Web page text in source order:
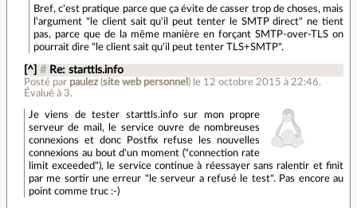
Bref, c'est pratique parce que ça évite de casser trop de choses, mais
l'argument "le client sait qu'il peut tenter le SMTP direct" ne tient
pas, parce que de la même manière en forçant SMTP-over-TLS on
pourrait dire "le client sait qu'il peut tenter TLS+SMTP".
[^] # Re: starttls.info
Posté par paulez(site web personnel ) le 12 octobre 2015 à 22:46.
Évalué à 3.
Je viens de tester starttls.info sur mon propre
serveur de mail, le service ouvre de nombreuses
connexions et donc Postfix refuse les nouvelles
connexions au bout d'un moment ("connection rate
limit exceeded"), le service continue à réessayer sans ralentir et finit
par me sortir une erreur "le serveur a refusé le test". Pas encore au
point comme truc :-)